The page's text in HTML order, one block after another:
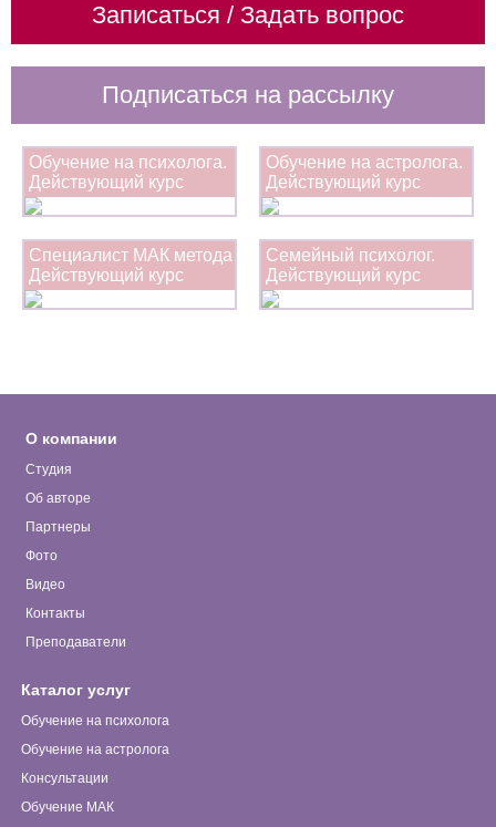
Записаться / Задать вопрос
Подписаться на рассылку
Обучение на психолога.
Действующий курс
Обучение на астролога.
Действующий курс
Специалист МАК метода
Действующий курс
Семейный психолог.
Действующий курс
О компании
Студия
Об авторе
Партнеры
Фото
Видео
Контакты
Преподаватели
Каталог услуг
Обучение на психолога
Обучение на астролога
Консультации
Обучение МАК